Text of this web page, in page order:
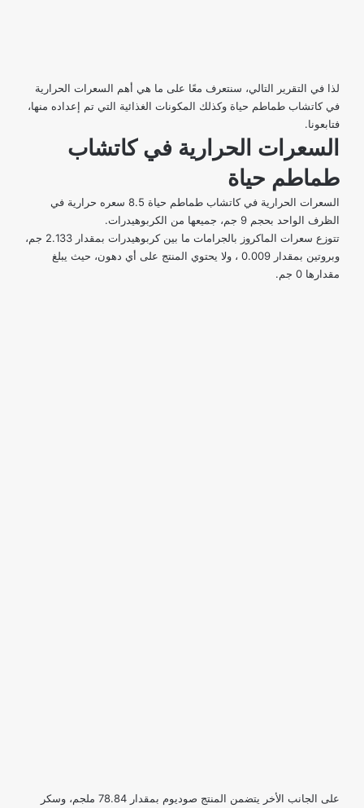
لذا في التقرير التالي، سنتعرف معًا على ما هي أهم السعرات الحرارية
في كاتشاب طماطم حياة وكذلك المكونات الغذائية التي تم إعداده منها،
فتابعونا.
السعرات الحرارية في كاتشاب
طماطم حياة
السعرات الحرارية في كاتشاب طماطم حياة 8.5 سعره حرارية في
الظرف الواحد بحجم 9 جم، جميعها من الكربوهيدرات.
تتوزع سعرات الماكروز بالجرامات ما بين كربوهيدرات بمقدار 2.133 جم،
وبروتين بمقدار 0.009 ، ولا يحتوي المنتج على أي دهون، حيث يبلغ
مقدارها 0 جم.
على الجانب الأخر يتضمن المنتج صوديوم بمقدار 78.84 ملجم، وسكر